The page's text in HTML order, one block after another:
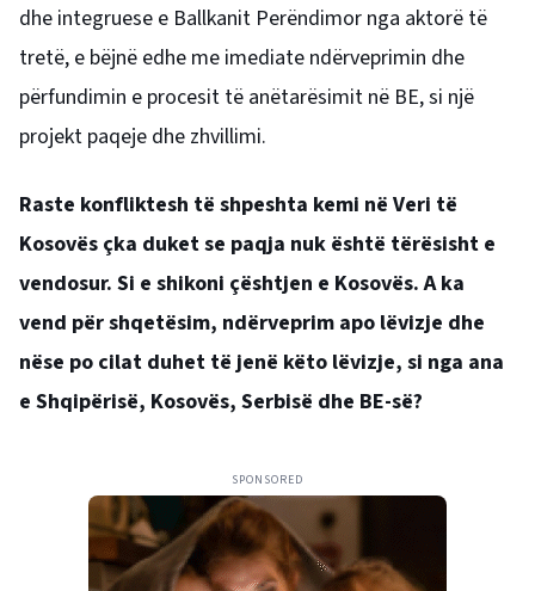
dhe integruese e Ballkanit Perëndimor nga aktorë të
tretë, e bëjnë edhe me imediate ndërveprimin dhe
përfundimin e procesit të anëtarësimit në BE, si një
projekt paqeje dhe zhvillimi.
Raste konfliktesh të shpeshta kemi në Veri të
Kosovës çka duket se paqja nuk është tërësisht e
vendosur. Si e shikoni çështjen e Kosovës. A ka
vend për shqetësim, ndërveprim apo lëvizje dhe
nëse po cilat duhet të jenë këto lëvizje, si nga ana
e Shqipërisë, Kosovës, Serbisë dhe BE-së?
SPONSORED